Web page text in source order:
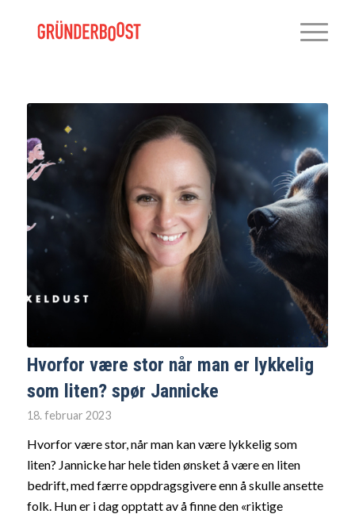
Hvorfor være stor når man er lykkelig
som liten? spør Jannicke
18. februar 2023
Hvorfor være stor, når man kan være lykkelig som
liten? Jannicke har hele tiden ønsket å være en liten
bedrift, med færre oppdragsgivere enn å skulle ansette
folk. Hun er i dag opptatt av å finne den «riktige